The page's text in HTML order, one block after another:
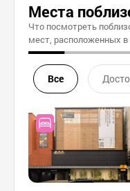
Места
Что посмотреть
мест, расположенных
Все